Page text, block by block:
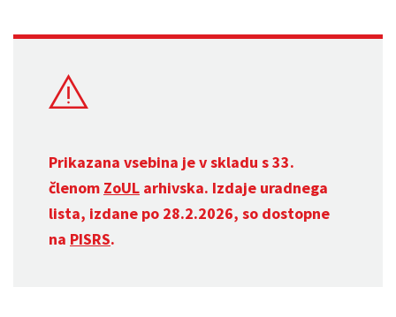
Prikazana vsebina je v skladu s 33.
členom ZoUL arhivska. Izdaje uradnega
lista, izdane po 28.2.2026, so dostopne
na PISRS.